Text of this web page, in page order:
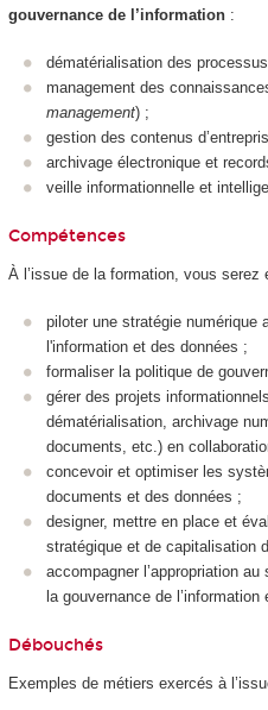
gouvernance de l’information :
dématérialisation des
management des
management) ;
gestion des contenus
archivage électronique et
veille informationnelle et
Compétences
À l’issue de la formation, vous serez
piloter une stratégie numérique
l'information et des données ;
formaliser la politique de
gérer des projets
dématérialisation, archivage
documents, etc.) en
concevoir et optimiser les
documents et des données ;
designer, mettre en place et
stratégique et de capitalisation
accompagner l’appropriation au
la gouvernance de
Débouchés
Exemples de métiers exercés à